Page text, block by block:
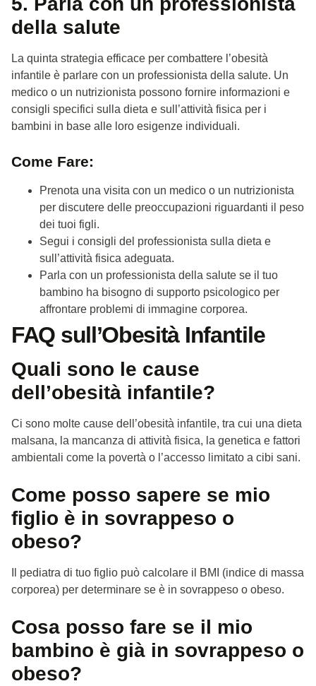
della salute
La quinta strategia efficace per combattere l’obesità
infantile è parlare con un professionista della salute. Un
medico o un nutrizionista possono fornire informazioni e
consigli specifici sulla dieta e sull’attività fisica per i
bambini in base alle loro esigenze individuali.
Come Fare:
Prenota una visita con un medico o un nutrizionista
per discutere delle preoccupazioni riguardanti il peso
dei tuoi figli.
Segui i consigli del professionista sulla dieta e
sull’attività fisica adeguata.
Parla con un professionista della salute se il tuo
bambino ha bisogno di supporto psicologico per
affrontare problemi di immagine corporea.
FAQ sull’Obesità Infantile
Quali sono le cause
dell’obesità infantile?
Ci sono molte cause dell’obesità infantile, tra cui una dieta
malsana, la mancanza di attività fisica, la genetica e fattori
ambientali come la povertà o l’accesso limitato a cibi sani.
Come posso sapere se mio
figlio è in sovrappeso o
obeso?
Il pediatra di tuo figlio può calcolare il BMI (indice di massa
corporea) per determinare se è in sovrappeso o obeso.
Cosa posso fare se il mio
bambino è già in sovrappeso o
obeso?